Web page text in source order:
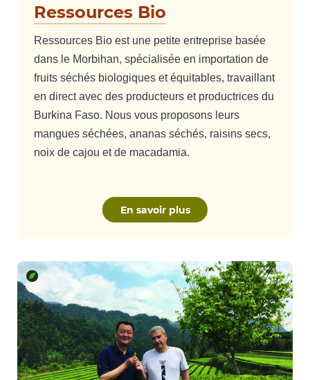
Ressources Bio
Ressources Bio est une petite entreprise basée
dans le Morbihan, spécialisée en importation de
fruits séchés biologiques et équitables, travaillant
en direct avec des producteurs et productrices du
Burkina Faso. Nous vous proposons leurs
mangues séchées, ananas séchés, raisins secs,
noix de cajou et de macadamia.
En savoir plus